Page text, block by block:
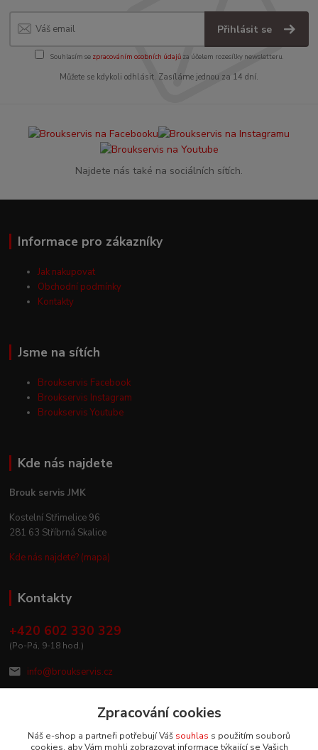
Přihlásit se
Souhlasím se zpracováním osobních údajůza účelem rozesílky newsletteru.
Můžete se kdykoli odhlásit. Zasíláme jednou za 14 dní.
Najdete nás také na sociálních sítích.
Informace pro zákazníky
Jak nakupovat
Obchodní podmínky
Kontakty
Jsme na sítích
Broukservis Facebook
Broukservis Instagram
Broukservis Youtube
Kde nás najdete
Brouk servis JMK
Kostelní Střimelice 96
281 63 Stříbrná Skalice
Kde nás najdete? (mapa)
Kontakty
+420 602 330 329
(Po-Pá, 9-18 hod.)
info@broukservis.cz
Zpracování cookies
Náš e-shop a partneři potřebují Váš souhlas s použitím souborů
cookies, aby Vám mohli zobrazovat informace týkající se Vašich